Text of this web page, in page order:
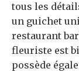
tous les
un guichet
restaurant
fleuriste est
possède